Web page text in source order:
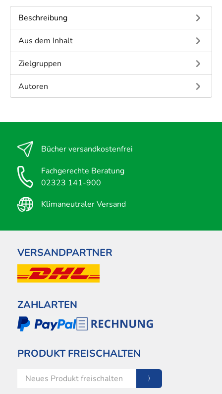
Beschreibung
Aus dem Inhalt
Zielgruppen
Autoren
Bücher versandkostenfrei
Fachgerechte Beratung
02323 141-900
Klimaneutraler Versand
VERSANDPARTNER
ZAHLARTEN
PRODUKT FREISCHALTEN